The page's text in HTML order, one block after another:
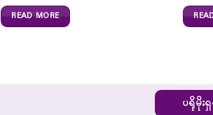
READ MORE
ပရိုမိုး